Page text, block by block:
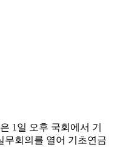
1일 오후 국회에서 기
무회의를 열어 기초연금